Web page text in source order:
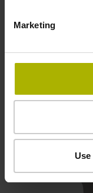
Marketing